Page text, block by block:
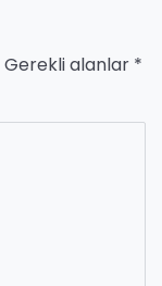
Gerekli alanlar *